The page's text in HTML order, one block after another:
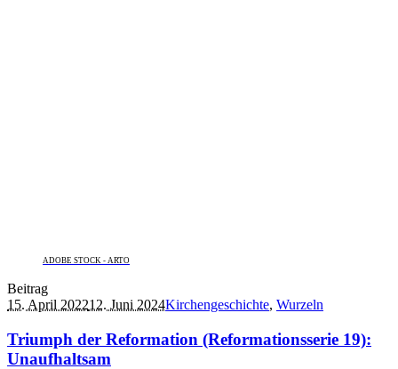
ADOBE STOCK - ARTO
Beitrag
15. April 202212. Juni 2024Kirchengeschichte, Wurzeln
Triumph der Reformation (Reformationsserie 19):
Unaufhaltsam